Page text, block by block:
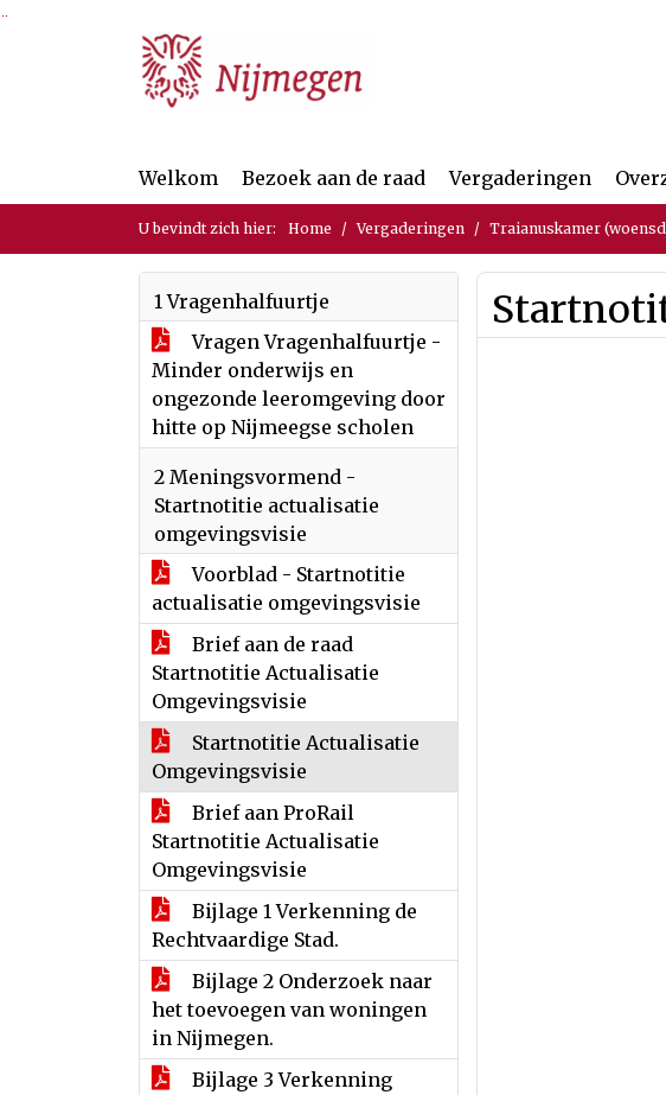
Ga naar de inhoud van deze pagina
Ga naar het zoeken
Ga naar het menu
Welkom Bezoek aan de raad Vergaderingen
U bevindt zich hier: Home Vergaderingen Traianuskamer
1 Vragenhalfuurtje
Vragen Vragenhalfuurtje -
Minder onderwijs en
ongezonde leeromgeving door
hitte op Nijmeegse scholen
2 Meningsvormend -
Startnotitie actualisatie
omgevingsvisie
Voorblad - Startnotitie
actualisatie omgevingsvisie
Brief aan de raad
Startnotitie Actualisatie
Omgevingsvisie
Startnotitie Actualisatie
Omgevingsvisie
Brief aan ProRail
Startnotitie Actualisatie
Omgevingsvisie
Bijlage 1 Verkenning de
Rechtvaardige Stad.
Bijlage 2 Onderzoek naar
het toevoegen van woningen
in Nijmegen.
Bijlage 3 Verkenning